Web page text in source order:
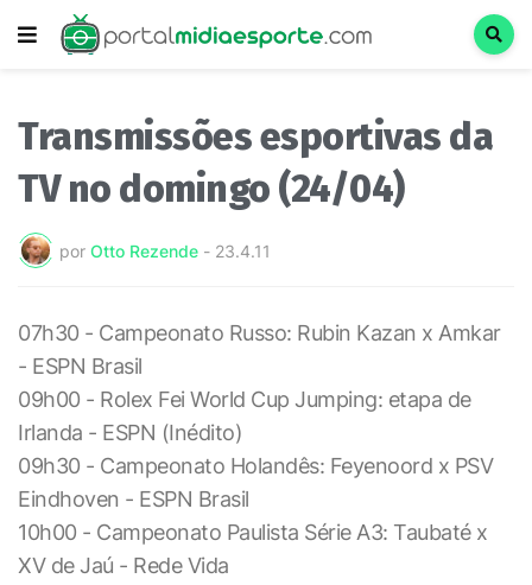
Transmissões esportivas da
TV no domingo (24/04)
por Otto Rezende - 23.4.11
07h30 - Campeonato Russo: Rubin Kazan x Amkar
- ESPN Brasil
09h00 - Rolex Fei World Cup Jumping: etapa de
Irlanda - ESPN (Inédito)
09h30 - Campeonato Holandês: Feyenoord x PSV
Eindhoven - ESPN Brasil
10h00 - Campeonato Paulista Série A3: Taubaté x
XV de Jaú - Rede Vida